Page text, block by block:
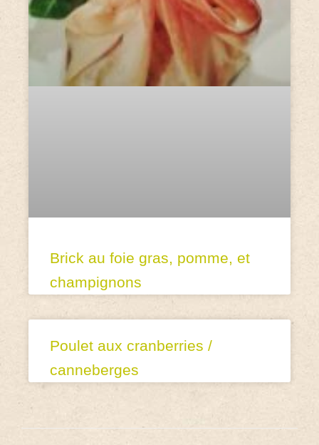
Brick au foie gras, pomme, et
champignons
Poulet aux cranberries /
canneberges